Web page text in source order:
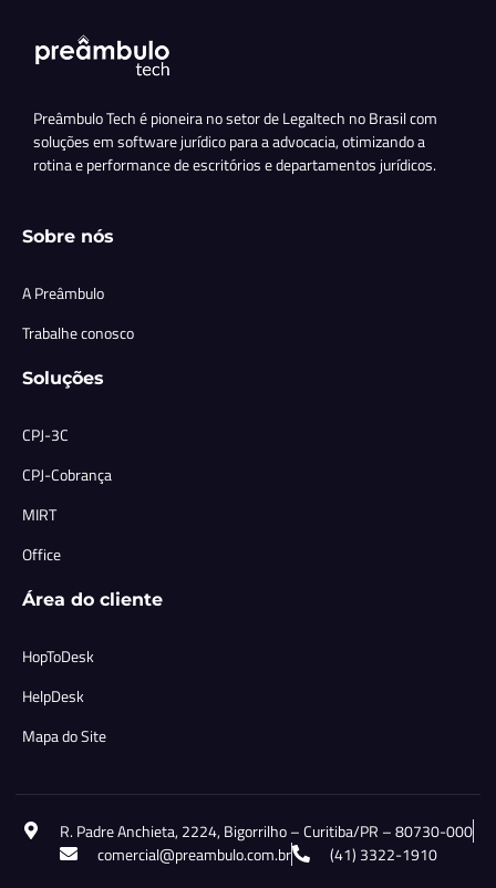
Preâmbulo Tech é pioneira no setor de Legaltech no Brasil com
soluções em software jurídico para a advocacia, otimizando a
rotina e performance de escritórios e departamentos jurídicos.
Sobre nós
A Preâmbulo
Trabalhe conosco
Soluções
CPJ-3C
CPJ-Cobrança
MIRT
Office
Área do cliente
HopToDesk
HelpDesk
Mapa do Site
R. Padre Anchieta, 2224, Bigorrilho – Curitiba/PR – 80730-000
comercial@preambulo.com.br
(41) 3322-1910